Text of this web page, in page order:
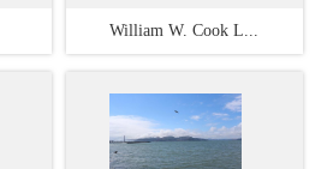
William W. Cook L...